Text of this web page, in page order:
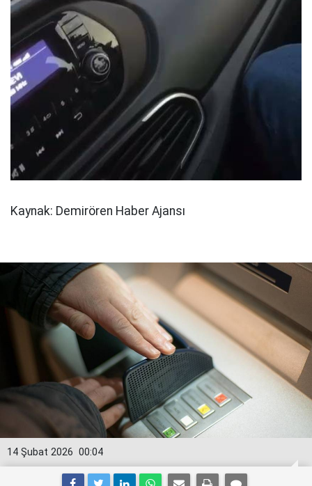
Kaynak: Demirören Haber Ajansı
00:04
14 Şubat 2026